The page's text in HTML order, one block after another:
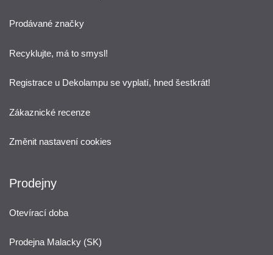
Prodávané značky
Recyklujte, má to smysl!
Registrace u Dekolampu se vyplatí, hned šestkrát!
Zákaznické recenze
Změnit nastavení cookies
Prodejny
Otevírací doba
Prodejna Malacky (SK)